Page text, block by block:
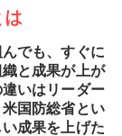
でも、すぐに
と成果が上が
いはリーダー
国防総省とい
成果を上げた